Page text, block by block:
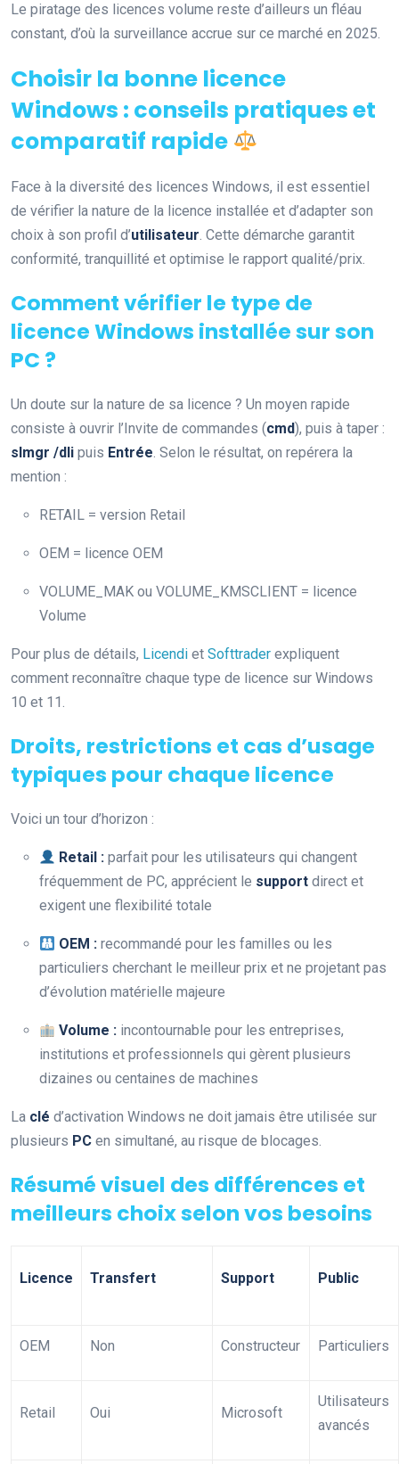
Le piratage des licences volume reste d’ailleurs un fléau
constant, d’où la surveillance accrue sur ce marché en 2025.
Choisir la bonne licence
Windows : conseils pratiques et
comparatif rapide
Face à la diversité des licences Windows, il est essentiel
de vérifier la nature de la licence installée et d’adapter son
choix à son profil d’utilisateur. Cette démarche garantit
conformité, tranquillité et optimise le rapport qualité/prix.
Comment vérifier le type de
licence Windows installée sur son
PC ?
Un doute sur la nature de sa licence ? Un moyen rapide
consiste à ouvrir l’Invite de commandes (cmd), puis à taper :
slmgr /dli puis Entrée. Selon le résultat, on repérera la
mention :
RETAIL = version Retail
OEM = licence OEM
VOLUME_MAK ou VOLUME_KMSCLIENT = licence
Volume
Pour plus de détails, Licendi et Softtrader expliquent
comment reconnaître chaque type de licence sur Windows
10 et 11.
Droits, restrictions et cas d’usage
typiques pour chaque licence
Voici un tour d’horizon :
Retail : parfait pour les utilisateurs qui changent
fréquemment de PC, apprécient le support direct et
exigent une flexibilité totale
OEM : recommandé pour les familles ou les
particuliers cherchant le meilleur prix et ne projetant pas
d’évolution matérielle majeure
Volume : incontournable pour les entreprises,
institutions et professionnels qui gèrent plusieurs
dizaines ou centaines de machines
La clé d’activation Windows ne doit jamais être utilisée sur
plusieurs PC en simultané, au risque de blocages.
Résumé visuel des différences et
meilleurs choix selon vos besoins
Licence Transfert Support Public
OEM Non Constructeur Particuliers
Retail Oui Microsoft
Utilisateurs
avancés